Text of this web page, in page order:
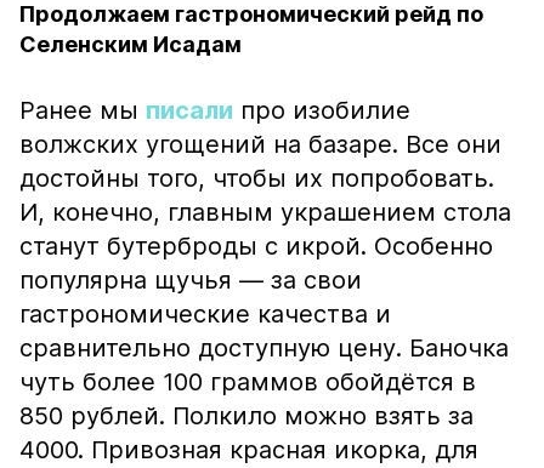
Продолжаем гастрономический рейд по
Селенским Исадам
Ранее мы писали про изобилие
волжских угощений на базаре. Все они
достойны того, чтобы их попробовать.
И, конечно, главным украшением стола
станут бутерброды с икрой. Особенно
популярна щучья — за свои
гастрономические качества и
сравнительно доступную цену. Баночка
чуть более 100 граммов обойдётся в
850 рублей. Полкило можно взять за
4000. Привозная красная икорка, для